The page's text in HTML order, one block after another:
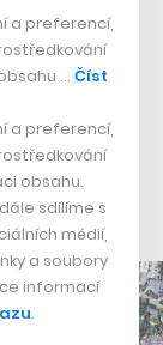
Kunětická
Na
se
a finanční
a preferencí,
… Číst
a preferencí,
obsahu.
sdílíme s
médií,
a soubory
informací
.